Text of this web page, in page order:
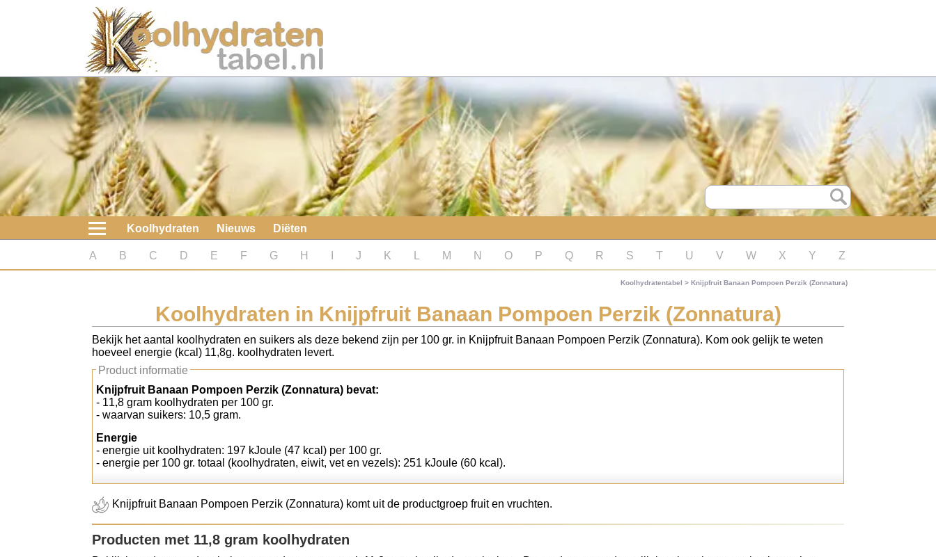
Koolhydraten
Nieuws
Koolhydraatarme diëten
Boeken
koolhydraatarme diëten
Diabetes test
Koolhydraten tellen
Koolhydraten Nieuws Diëten
A B C D E F G H J K M N O P Q R S T U V W X Y Z
Koolhydratentabel > Knijpfruit Banaan Pompoen Perzik (Zonnatura)
Koolhydraten in Knijpfruit Banaan Pompoen Perzik (Zonnatura)
Bekijk het aantal koolhydraten en suikers als deze bekend zijn per 100 gr. in Knijpfruit Banaan Pompoen Perzik (Zonnatura). Kom ook gelijk te weten
hoeveel energie (kcal) 11,8g. koolhydraten levert.
Product informatie
Knijpfruit Banaan Pompoen Perzik (Zonnatura) bevat:
- 11,8 gram koolhydraten per 100 gr.
- waarvan suikers: 10,5 gram.
Energie
- energie uit koolhydraten: 197 kJoule (47 kcal) per 100 gr.
- energie per 100 gr. totaal (koolhydraten, eiwit, vet en vezels): 251 kJoule (60 kcal).
Knijpfruit Banaan Pompoen Perzik (Zonnatura) komt uit de productgroep fruit en vruchten.
Producten met 11,8 gram koolhydraten